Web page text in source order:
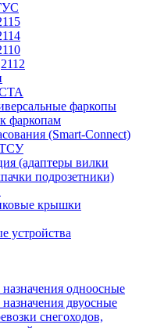
2112
фаркопы
фаркопам
(Smart-Connect)
ТСУ
(адаптеры вилки
подрозетники)
крышки
устройства
одноосные
двуосные
снегоходов,